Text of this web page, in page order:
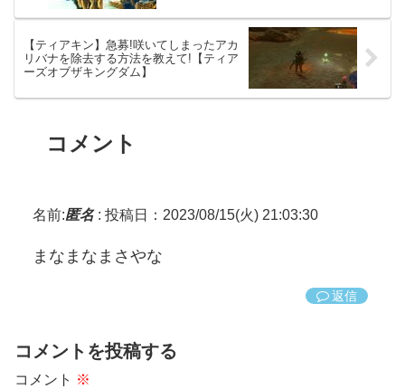
【ティアキン】急募!咲いてしまったアカ
リバナを除去する方法を教えて!【ティア
ーズオブザキングダム】
コメント
名前:匿名: 投稿日：2023/08/15(火) 21:03:30
まなまなまさやな
返信
コメントを投稿する
コメント ※